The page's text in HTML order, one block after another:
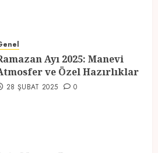
ve Özel Hazırlıklar
28 ŞUBAT 2025 0
Ayı 2025: Manevi
ve Özel Hazırlıklar
28 ŞUBAT 2025 0